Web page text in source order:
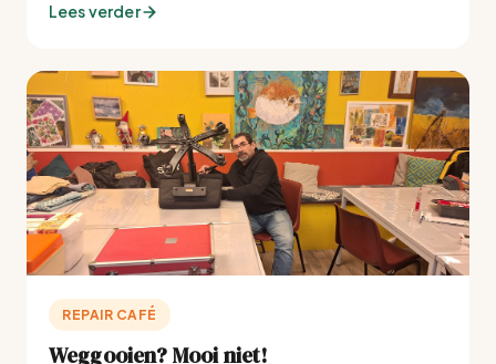
Lees verder
REPAIR CAFÉ
Weggooien? Mooi niet!